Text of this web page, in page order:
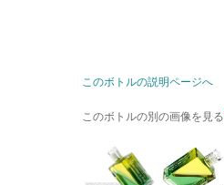
このボトルの説明ページへ
このボトルの別の画像を見る